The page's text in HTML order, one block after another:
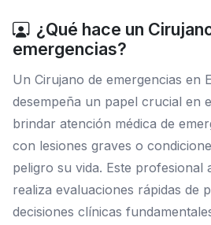
¿Qué hace un
emergencias?
Un Cirujano de emergencias en
desempeña un papel crucial en
brindar atención médica de
con lesiones graves o
peligro su vida. Este profesional
realiza evaluaciones rápidas de
decisiones clínicas